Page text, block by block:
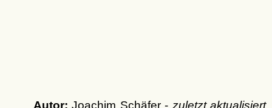
Autor: Joachim Schäfer - zuletzt aktualisiert